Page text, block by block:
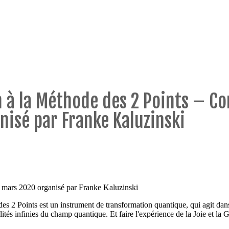
la Méthode des 2 Points –
par Franke Kaluzinski
2020 organisé par Franke Kaluzinski
2 Points est un instrument de transformation quantique, qui agit
infinies du champ quantique. Et faire l'expérience de la Joie et la